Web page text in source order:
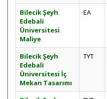
Bilecik Şeyh
Edebali
Üniversitesi
Maliye
EA
Bilecik Şeyh
Edebali
Üniversitesi İç
Mekan Tasarımı
TYT